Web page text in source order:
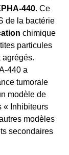
440. Ce
de la bactérie
chimique
particules
agrégés.
440 a
tumorale
modèle de
« Inhibiteurs
modèles
secondaires